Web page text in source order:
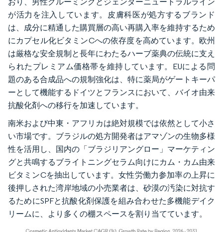
が活力を注入しています。皮膚科医が処方するブランド
は、成分に精通した購買層の高い再購入率を維持するため
にカプセル化ビタミンCへの依存度を高めています。欧州
は厳格な安全規制と長年にわたるハーブ薬典の伝統に支え
られたプレミアム価格帯を維持しています。EUによる問
題のある合成品への規制強化は、特に薬局がゲートキーパ
ーとして機能するドイツとフランスにおいて、バイオ由来
抗酸化剤への移行を加速しています。
南米および中東・アフリカは絶対規模では依然として小さ
い市場です。ブラジルの処方開発者はアマゾンの生物多様
性を活用し、国内の「ブラジリアングロー」マーケティン
グと共鳴するブライトニングセラム向けにカム・カム由来
ビタミンCを抽出しています。女性労働力参加率の上昇に
後押しされた湾岸地域の小売業者は、砂漠の汚染に対抗す
るためにSPFと抗酸化剤保護を組み合わせた多機能デイク
リームに、より多くの棚スペースを割り当てています。